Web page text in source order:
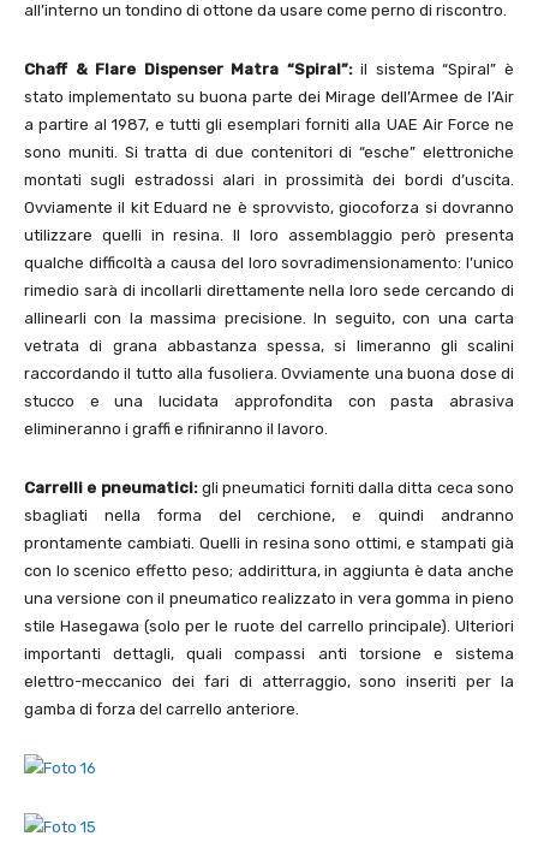
all’interno un tondino di ottone da usare come perno di riscontro.
Chaff & Flare Dispenser Matra “Spiral”:il sistema “Spiral” è
stato implementato su buona parte dei Mirage dell’Armee de l’Air
a partire al 1987, e tutti gli esemplari forniti alla UAE Air Force ne
sono muniti. Si tratta di due contenitori di “esche” elettroniche
montati sugli estradossi alari in prossimità dei bordi d’uscita.
Ovviamente il kit Eduard ne è sprovvisto, giocoforza si dovranno
utilizzare quelli in resina. Il loro assemblaggio però presenta
qualche difficoltà a causa del loro sovradimensionamento: l’unico
rimedio sarà di incollarli direttamente nella loro sede cercando di
allinearli con la massima precisione. In seguito, con una carta
vetrata di grana abbastanza spessa, si limeranno gli scalini
raccordando il tutto alla fusoliera. Ovviamente una buona dose di
stucco e una lucidata approfondita con pasta abrasiva
elimineranno i graffi e rifiniranno il lavoro.
Carrelli e pneumatici:gli pneumatici forniti dalla ditta ceca sono
sbagliati nella forma del cerchione, e quindi andranno
prontamente cambiati. Quelli in resina sono ottimi, e stampati già
con lo scenico effetto peso; addirittura, in aggiunta è data anche
una versione con il pneumatico realizzato in vera gomma in pieno
stile Hasegawa (solo per le ruote del carrello principale). Ulteriori
importanti dettagli, quali compassi anti torsione e sistema
elettro-meccanico dei fari di atterraggio, sono inseriti per la
gamba di forza del carrello anteriore.